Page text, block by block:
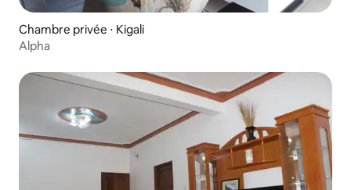
Chambre privée ⋅ Kigali
Alpha